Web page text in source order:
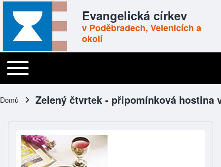
Evangelická církev
v Poděbradech, Velenicích a
okolí
Main navigation
Toggle main menu
Drobečková navigace
Domů Zelený čtvrtek - připomínková hostina